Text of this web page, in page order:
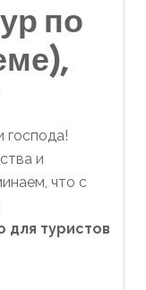
по
господа!
и
что с
туристов